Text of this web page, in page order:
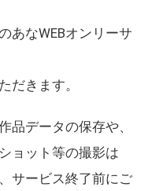
あなWEBオンリーサ
だきます。
品データの保存や、
ョット等の撮影は
サービス終了前にご